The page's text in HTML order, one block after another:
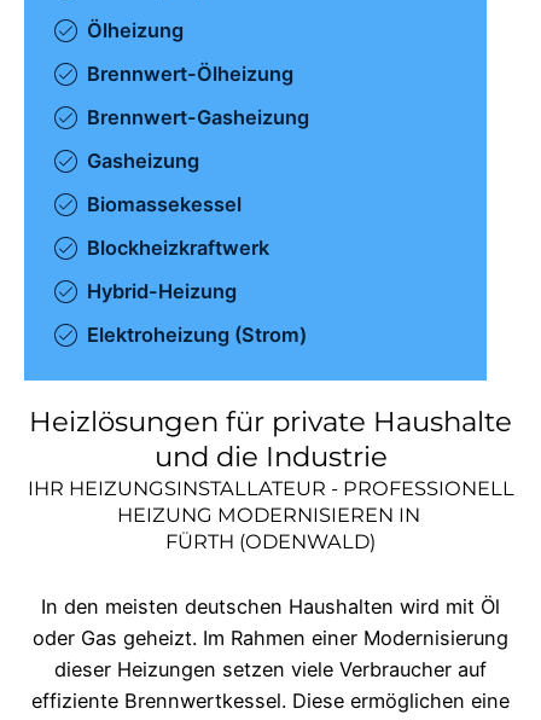
Ölheizung
Brennwert-Ölheizung
Brennwert-Gasheizung
Gasheizung
Biomassekessel
Blockheizkraftwerk
Hybrid-Heizung
Elektroheizung (Strom)
Heizlösungen für private Haushalte
und die Industrie
IHR HEIZUNGSINSTALLATEUR - PROFESSIONELL
HEIZUNG MODERNISIEREN IN
FÜRTH (ODENWALD)
In den meisten deutschen Haushalten wird mit Öl
oder Gas geheizt. Im Rahmen einer Modernisierung
dieser Heizungen setzen viele Verbraucher auf
effiziente Brennwertkessel. Diese ermöglichen eine